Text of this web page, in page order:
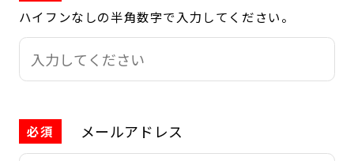
ハイフンなしの半角数字で入力してください。
必須 メールアドレス